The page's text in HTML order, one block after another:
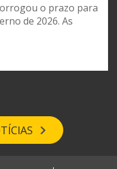
o prazo para
de 2026. As